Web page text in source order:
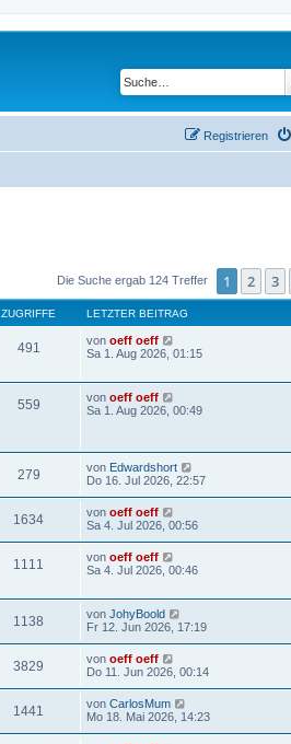
Registrieren
Die Suche ergab 124 Treffer 1 2 3
ZUGRIFFE LETZTER BEITRAG
491 von oeff oeff
Sa 1. Aug 2026, 01:15
559 von oeff oeff
Sa 1. Aug 2026, 00:49
279 von Edwardshort
Do 16. Jul 2026, 22:57
1634 von oeff oeff
Sa 4. Jul 2026, 00:56
1111 von oeff oeff
Sa 4. Jul 2026, 00:46
1138 von JohyBoold
Fr 12. Jun 2026, 17:19
3829 von oeff oeff
Do 11. Jun 2026, 00:14
1441 von CarlosMum
Mo 18. Mai 2026, 14:23